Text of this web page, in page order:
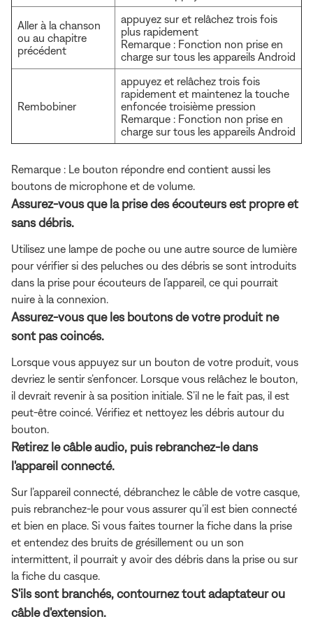
Aller à la chanson
ou au chapitre
précédent
appuyez sur et relâchez trois fois
plus rapidement
Remarque : Fonction non prise en
charge sur tous les appareils Android
Rembobiner
appuyez et relâchez trois fois
rapidement et maintenez la touche
enfoncée troisième pression
Remarque : Fonction non prise en
charge sur tous les appareils Android
Remarque : Le bouton répondre end contient aussi les
boutons de microphone et de volume.
Assurez-vous que la prise des écouteurs est propre et
sans débris.
Utilisez une lampe de poche ou une autre source de lumière
pour vérifier si des peluches ou des débris se sont introduits
dans la prise pour écouteurs de l’appareil, ce qui pourrait
nuire à la connexion.
Assurez-vous que les boutons de votre produit ne
sont pas coincés.
Lorsque vous appuyez sur un bouton de votre produit, vous
devriez le sentir s’enfoncer. Lorsque vous relâchez le bouton,
il devrait revenir à sa position initiale. S’il ne le fait pas, il est
peut-être coincé. Vérifiez et nettoyez les débris autour du
bouton.
Retirez le câble audio, puis rebranchez-le dans
l'appareil connecté.
Sur l’appareil connecté, débranchez le câble de votre casque,
puis rebranchez-le pour vous assurer qu’il est bien connecté
et bien en place. Si vous faites tourner la fiche dans la prise
et entendez des bruits de grésillement ou un son
intermittent, il pourrait y avoir des débris dans la prise ou sur
la fiche du casque.
S'ils sont branchés, contournez tout adaptateur ou
câble d'extension.